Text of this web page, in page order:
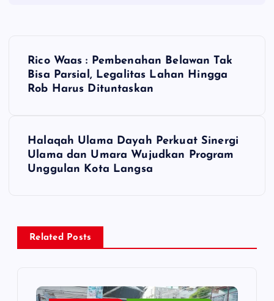
v
Rico Waas : Pembenahan Belawan Tak
Bisa Parsial, Legalitas Lahan Hingga
Rob Harus Dituntaskan
Halaqah Ulama Dayah Perkuat Sinergi
Ulama dan Umara Wujudkan Program
Unggulan Kota Langsa
Related Posts